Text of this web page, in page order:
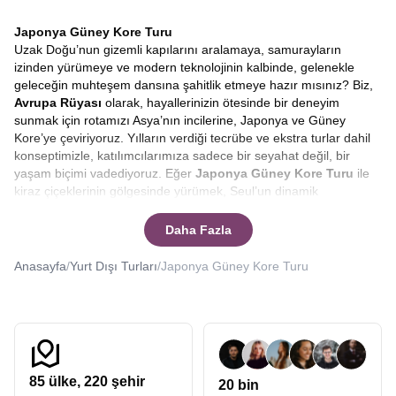
Japonya Güney Kore Turu
Uzak Doğu’nun gizemli kapılarını aralamaya, samurayların
izinden yürümeye ve modern teknolojinin kalbinde, gelenekle
geleceğin muhteşem dansına şahitlik etmeye hazır mısınız? Biz,
Avrupa Rüyası olarak, hayallerinizin ötesinde bir deneyim
sunmak için rotamızı Asya’nın incilerine, Japonya ve Güney
Kore’ye çeviriyoruz. Yılların verdiği tecrübe ve ekstra turlar dahil
konseptimizle, katılımcılarımıza sadece bir seyahat değil, bir
yaşam biçimi vadediyoruz. Eğer Japonya Güney Kore Turu ile
kiraz çiçeklerinin gölgesinde yürümek, Seul’un dinamik
isterseniz, doğru yerdesiniz.Japonya turları, Güney Kore
düzenleyen Avrupa Rüyası uzak doğunun kalbine sizleri de
götürebilir.
turu, sadece yeni yerler görmek değil, dünyaya bakış açınızı
değiştirecek bir içsel yolculuktur. Bizimle çıkacağınız bu
yolculukta, Tokyo’nun neon ışıkları altında geleceğe adım
Daha Fazla
Anasayfa/Yurt Dışı Turları/Japonya Güney Kore Turu
85 ülke, 220 şehir 20 bin